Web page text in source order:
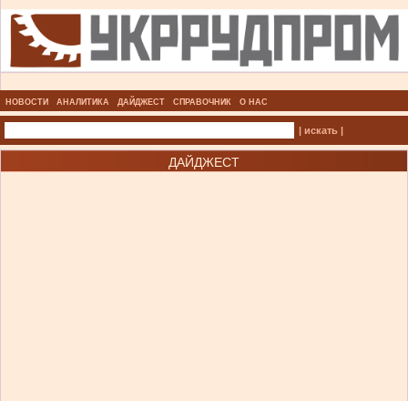
НОВОСТИ АНАЛИТИКА ДАЙДЖЕСТ СПРАВОЧНИК О НАС
| искать |
ДАЙДЖЕСТ